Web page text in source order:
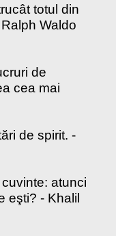
totul din
Waldo
de
cea mai
de spirit. -
atunci
eşti? - Khalil